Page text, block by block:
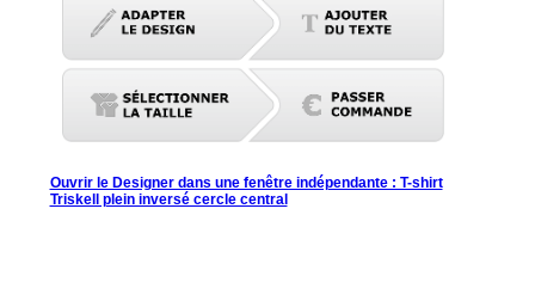
Ouvrir le Designer dans une fenêtre indépendante : T-shirt
Triskell plein inversé cercle central